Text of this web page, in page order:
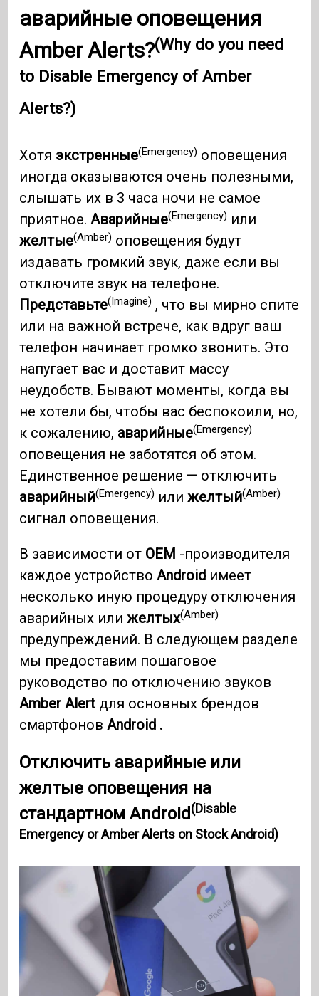
аварийные оповещения
Amber Alerts?(Why do you need
to Disable Emergency of Amber
Alerts?)
Хотя экстренные(Emergency) оповещения
иногда оказываются очень полезными,
слышать их в 3 часа ночи не самое
приятное.Аварийные(Emergency) или
желтые(Amber) оповещения будут
издавать громкий звук, даже если вы
отключите звук на телефоне.
Представьте(Imagine) , что вы мирно спите
или на важной встрече, как вдруг ваш
телефон начинает громко звонить. Это
напугает вас и доставит массу
неудобств. Бывают моменты, когда вы
не хотели бы, чтобы вас беспокоили, но,
к сожалению, аварийные(Emergency)
оповещения не заботятся об этом.
Единственное решение — отключить
аварийный(Emergency) илижелтый(Amber)
сигнал оповещения.
В зависимости от OEM -производителя
каждое устройствоAndroid имеет
несколько иную процедуру отключения
аварийных илижелтых(Amber)
предупреждений. В следующем разделе
мы предоставим пошаговое
руководство по отключению звуков
Amber Alert для основных брендов
смартфоновAndroid .
Отключить аварийные или
желтые оповещения на
стандартном Android (Disable
Emergency or Amber Alerts on Stock Android)